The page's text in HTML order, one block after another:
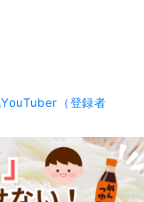
（登録者